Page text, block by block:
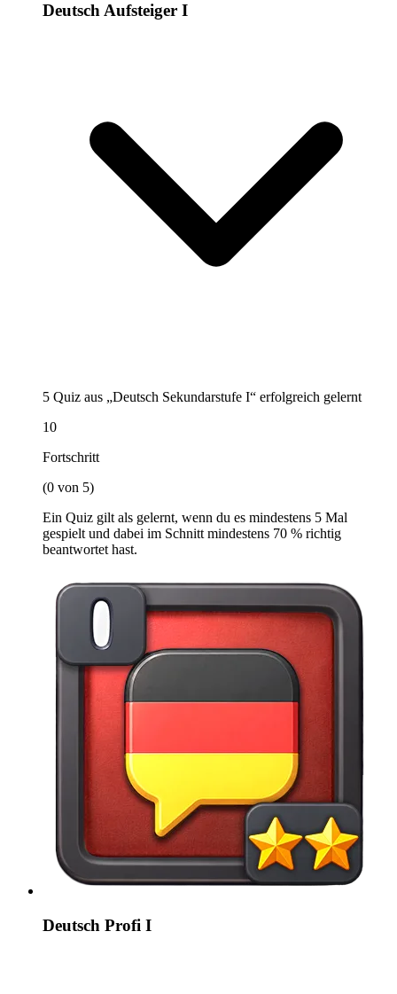
Deutsch Aufsteiger I
5 Quiz aus „Deutsch Sekundarstufe I“ erfolgreich gelernt
10
Fortschritt
(0 von 5)
Ein Quiz gilt als gelernt, wenn du es mindestens 5 Mal
gespielt und dabei im Schnitt mindestens 70 % richtig
beantwortet hast.
Deutsch Profi I